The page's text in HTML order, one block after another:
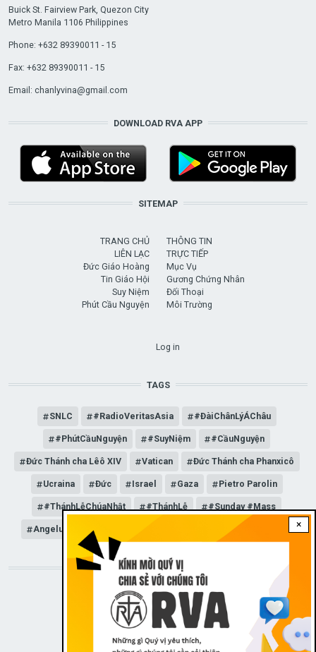
×
Buick St. Fairview Park, Quezon City
Metro Manila 1106 Philippines
Phone: +632 89390011 - 15
Fax: +632 89390011 - 15
Email: chanlyvina@gmail.com
DOWNLOAD RVA APP
SITEMAP
TRANG CHỦ
LIÊN LẠC
Đức Giáo Hoàng
Tin Giáo Hội
Suy Niệm
Phút Cầu Nguyện
THÔNG TIN
TRỰC TIẾP
Mục Vụ
Gương Chứng Nhân
Đối Thoại
Môi Trường
Log in
TAGS
SNLC #RadioVeritasAsia #ĐàiChânLýÁChâu
#PhútCầuNguyện #SuyNiệm #CầuNguyện
Đức Thánh cha Lêô XIV Vatican Đức Thánh cha Phanxicô
Ucraina Đức Israel Gaza Pietro Parolin
#ThánhLễChúaNhật #ThánhLễ #Sunday #Mass
Angelus Đức Giáo hoàng Lêô XIV General Audience
STAY CONNECTED WITH US!